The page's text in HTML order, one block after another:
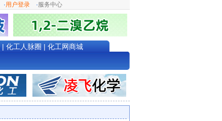
·用户登录 ·服务中心
| 化工人脉圈 | 化工网商城